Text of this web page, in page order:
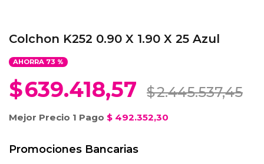
Colchon K252 0.90 X 1.90 X 25 Azul
AHORRA 73 %
$639.418,57 $2.445.537,45
Mejor Precio 1 Pago $ 492.352,30
Promociones Bancarias